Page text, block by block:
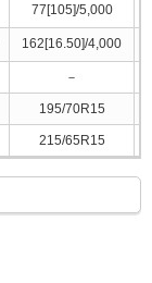
77[105]/5,000
162[16.50]/4,000
－
195/70R15
215/65R15